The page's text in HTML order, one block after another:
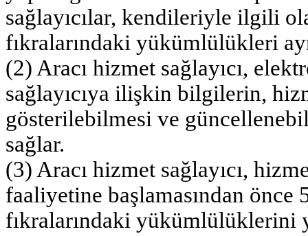
sağlayıcılar, kendileriyle ilgili
fıkralarındaki yükümlülükleri
(2) Aracı hizmet sağlayıcı,
sağlayıcıya ilişkin bilgilerin,
gösterilebilmesi ve
sağlar.
(3) Aracı hizmet sağlayıcı,
faaliyetine başlamasından
fıkralarındaki yükümlülüklerini